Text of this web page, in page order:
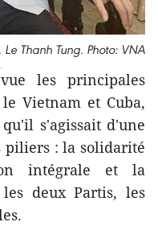
Thanh Tung. Photo: VNA
les principales
Vietnam et Cuba,
s'agissait d'une
: la solidarité
intégrale et la
deux Partis, les